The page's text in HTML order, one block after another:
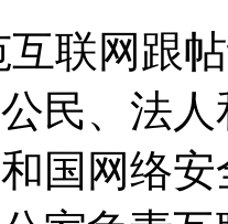
联网跟
民、法
和国网络